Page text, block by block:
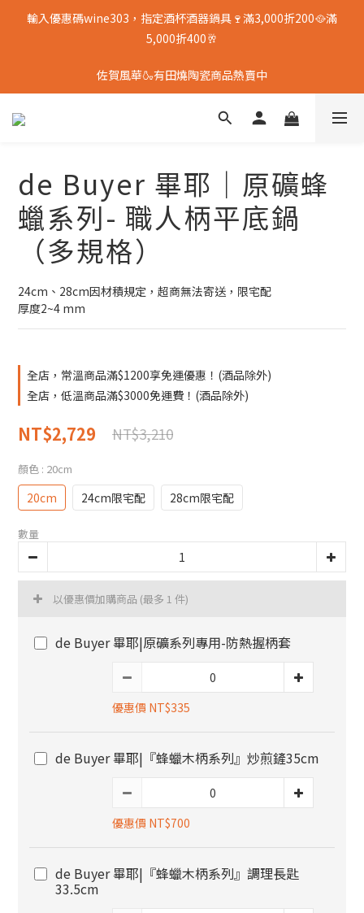
輸入優惠碼wine303，指定酒杯酒器鍋具🍷滿3,000折200🥘滿
5,000折400🥂
佐賀風華🍶有田燒陶瓷商品熱賣中
de Buyer 畢耶｜原礦蜂
蠟系列- 職人柄平底鍋
（多規格）
24cm、28cm因材積規定，超商無法寄送，限宅配
厚度2~4 mm
全店，常溫商品滿$1200享免運優惠！(酒品除外)
全店，低溫商品滿$3000免運費！(酒品除外)
NT$3,210
NT$2,729
顏色 : 20cm
20cm 24cm限宅配 28cm限宅配
數量
以優惠價加購商品 (最多 1 件)
de Buyer 畢耶|原礦系列專用-防熱握柄套
優惠價 NT$335
de Buyer 畢耶|『蜂蠟木柄系列』炒煎鏟35cm
優惠價 NT$700
de Buyer 畢耶|『蜂蠟木柄系列』調理長匙
33.5cm